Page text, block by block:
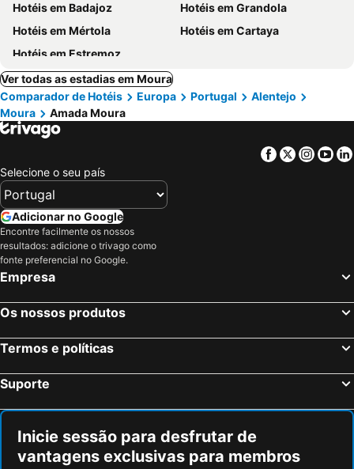
Hotéis em Badajoz
Hotéis em Grandola
Hotéis em Mértola
Hotéis em Cartaya
Hotéis em Estremoz
Ver todas as estadias em Moura
Comparador de Hotéis
Europa Portugal
Alentejo
Moura
Amada Moura
Facebook
Twitter
Selecione o seu país
Adicionar no Google
Encontre facilmente os nossos
resultados: adicione o trivago como
fonte preferencial no Google.
Empresa
Os nossos produtos
Termos e políticas
Suporte
Inicie sessão para desfrutar de
vantagens exclusivas para membros